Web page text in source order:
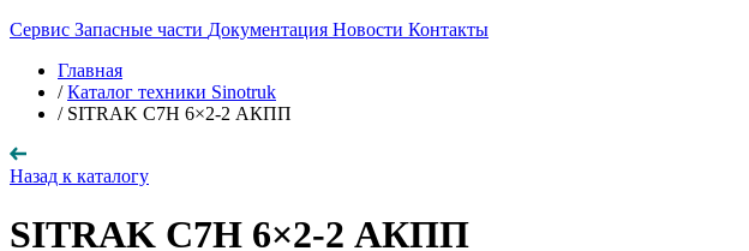
Сервис Запасные части Документация Новости Контакты
Главная
/ Каталог техники Sinotruk
/ SITRAK C7H 6×2-2 АКПП
Назад к каталогу
SITRAK C7H 6×2-2 АКПП